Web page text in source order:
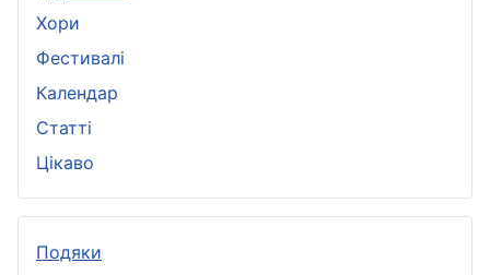
Хори
Фестивалі
Календар
Статті
Цікаво
Подяки